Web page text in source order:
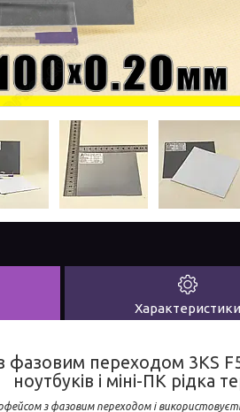
Характеристики
фазовим переходом 3KS
ноутбуків і міні-ПК рідка
з фазовим переходом і